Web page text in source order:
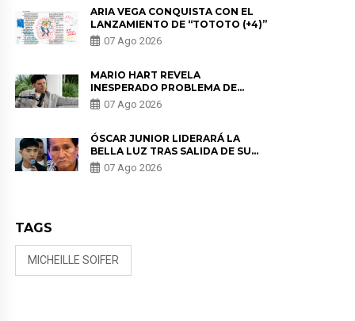
ARIA VEGA CONQUISTA CON EL
LANZAMIENTO DE “TOTOTO (+4)”
07 Ago 2026
MARIO HART REVELA
INESPERADO PROBLEMA DE
SALUD ANTES DE SEPARARSE DE
KORINA: “ME ENCONTRARON UN
07 Ago 2026
ÓSCAR JUNIOR LIDERARÁ LA
BELLA LUZ TRAS SALIDA DE SU
PADRE POR POLÉMICA CON
NALDY SALDAÑA
07 Ago 2026
TAGS
MICHEILLE SOIFER